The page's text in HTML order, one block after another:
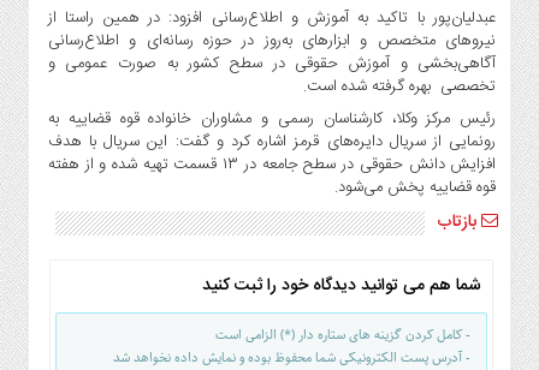
عبدلیان‌پور با تاکید به آموزش و اطلاع‌رسانی افزود: در همین راستا از
نیروهای متخصص و ابزارهای به‌روز در حوزه رسانه‌ای و اطلاع‌رسانی
آگاهی‌بخشی و آموزش حقوقی در سطح کشور به صورت عمومی و
تخصصی بهره گرفته شده است.
رئیس مرکز وکلا، کارشناسان رسمی و مشاوران خانواده قوه قضاییه به
رونمایی از سریال دایره‌های قرمز اشاره کرد و گفت: این سریال با هدف
افزایش دانش حقوقی در سطح جامعه در ۱۳ قسمت تهیه شده و از هفته
قوه قضاییه پخش می‌شود.
بازتاب
شما هم می توانید دیدگاه خود را ثبت کنید
- کامل کردن گزینه های ستاره دار (*) الزامی است
- آدرس پست الکترونیکی شما محفوظ بوده و نمایش داده نخواهد شد